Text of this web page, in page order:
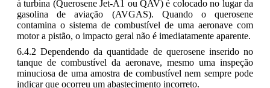
à turbina (Querosene Jet-A1 ou QAV) é colocado no lugar da
gasolina de aviação (AVGAS). Quando o querosene
contamina o sistema de combustível de uma aeronave com
motor a pistão, o impacto geral não é imediatamente aparente.
6.4.2 Dependendo da quantidade de querosene inserido no
tanque de combustível da aeronave, mesmo uma inspeção
minuciosa de uma amostra de combustível nem sempre pode
indicar que ocorreu um abastecimento incorreto.